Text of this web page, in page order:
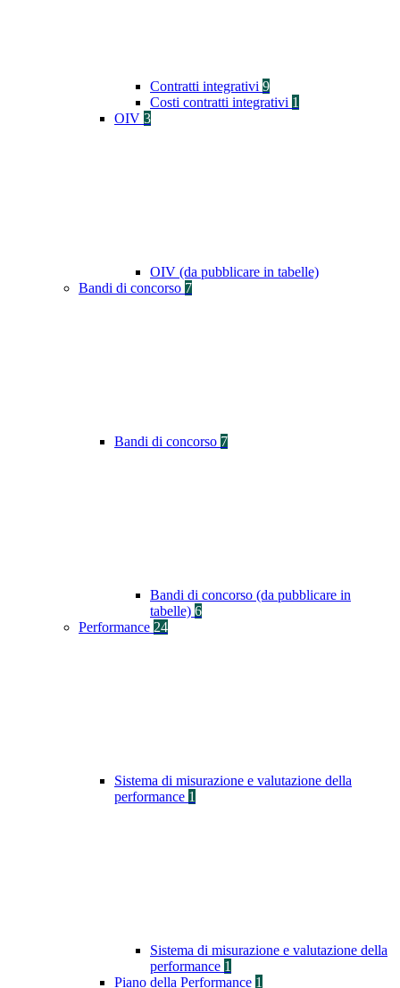
Contratti integrativi 9
Costi contratti integrativi 1
OIV 3
OIV (da pubblicare in tabelle)
Bandi di concorso 7
Bandi di concorso 7
Bandi di concorso (da pubblicare in
tabelle) 6
Performance 24
Sistema di misurazione e valutazione della
performance 1
Sistema di misurazione e valutazione della
performance 1
Piano della Performance 1